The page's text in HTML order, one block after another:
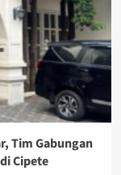
Tim Gabungan
Cipete